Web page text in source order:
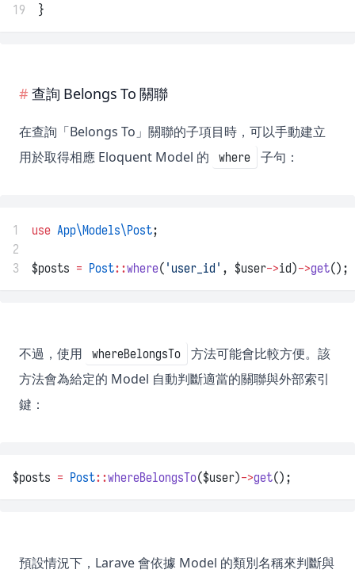
19
}
查詢 Belongs To 關聯
在查詢「Belongs To」關聯的子項目時，可以手動建立
用於取得相應 Eloquent Model 的
where 子句：
1 use App\Models\Post;
2
3
$posts = Post::where( 'user_id' , $user->id)->get();
不過，使用 whereBelongsTo
方法可能會比較方便。該
方法會為給定的 Model 自動判斷適當的關聯與外部索引
鍵：
$posts = Post::whereBelongsTo($user)->get();
預設情況下，Larave 會依據 Model 的類別名稱來判斷與